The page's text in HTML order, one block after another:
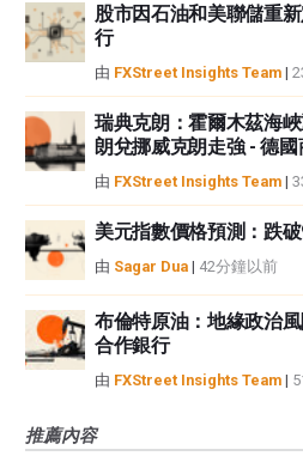
股市因石油和美聯儲重
行
由 FXStreet Insights Team |
瑞典克朗：霍爾木茲海
朗兌挪威克朗走強 - 德
由 FXStreet Insights Team |
美元指數價格預測：跌
由 Sagar Dua | 42分鐘以前
布倫特原油：地緣政治
合作銀行
由 FXStreet Insights Team |
推薦內容